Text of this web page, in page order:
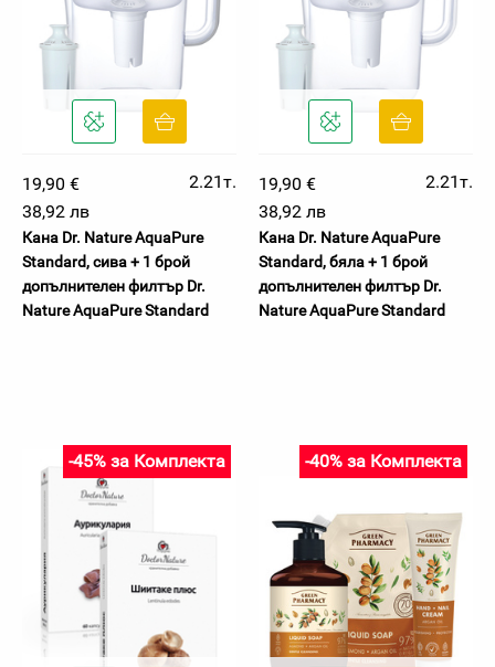
19,90 €
2.21т.
38,92 лв
Кана Dr. Nature AquaPure
Standard, сива + 1 брой
допълнителен филтър Dr.
Nature AquaPure Standard
19,90 €
2.21т.
38,92 лв
Кана Dr. Nature AquaPure
Standard, бяла + 1 брой
допълнителен филтър Dr.
Nature AquaPure Standard
-45% за Комплекта -40% за Комплекта